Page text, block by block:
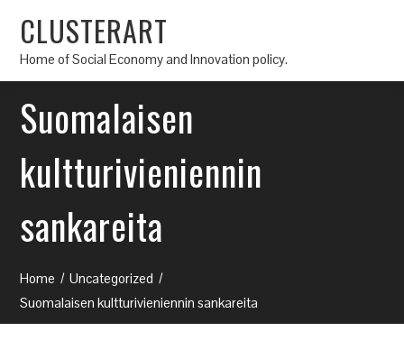
CLUSTERART
Home of Social Economy and Innovation policy.
Suomalaisen
kultturivieniennin
sankareita
Home
Uncategorized
Suomalaisen kultturivieniennin sankareita